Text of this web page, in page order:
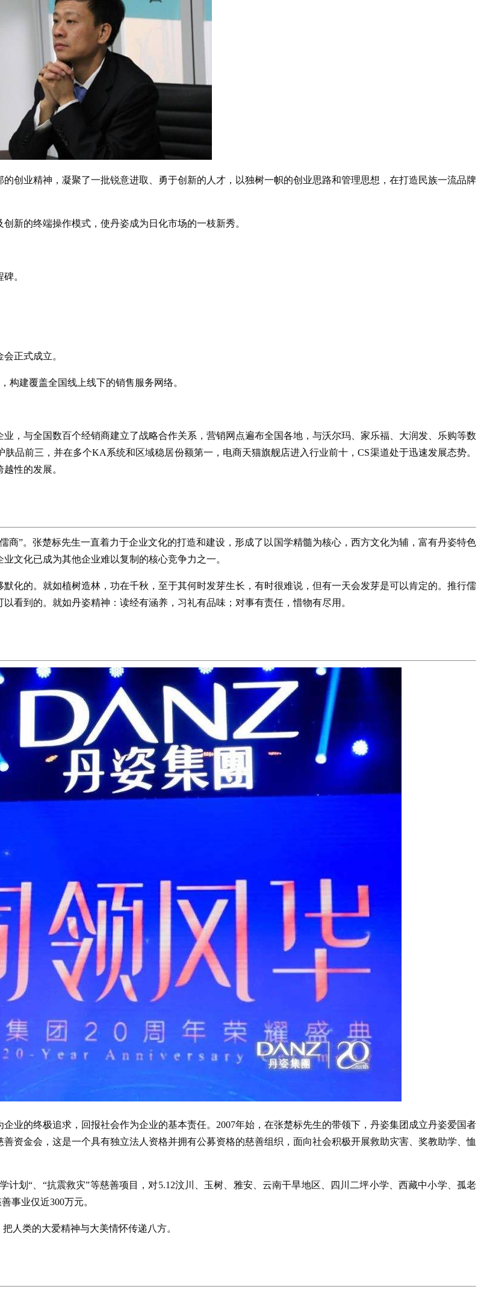
创业精神，凝聚了一批锐意进取、勇于创新的人才，以独树一帜的创业思路和管理思想，在打造民族一流品牌
新的终端操作模式，使丹姿成为日化市场的一枝新秀。
。
正式成立。
构建覆盖全国线上线下的销售服务网络。
，与全国数百个经销商建立了战略合作关系，营销网点遍布全国各地，与沃尔玛、家乐福、大润发、乐购等数
品前三，并在多个KA系统和区域稳居份额第一，电商天猫旗舰店进入行业前十，CS渠道处于迅速发展态势。
性的发展。
商”。张楚标先生一直着力于企业文化的打造和建设，形成了以国学精髓为核心，西方文化为辅，富有丹姿特色
文化已成为其他企业难以复制的核心竞争力之一。
化的。就如植树造林，功在千秋，至于其何时发芽生长，有时很难说，但有一天会发芽是可以肯定的。推行儒
看到的。就如丹姿精神：读经有涵养，习礼有品味；对事有责任，惜物有尽用。
业的终极追求，回报社会作为企业的基本责任。2007年始，在张楚标先生的带领下，丹姿集团成立丹姿爱国者
资金会，这是一个具有独立法人资格并拥有公募资格的慈善组织，面向社会积极开展救助灾害、奖教助学、恤
计划“、“抗震救灾”等慈善项目，对5.12汶川、玉树、雅安、云南干旱地区、四川二坪小学、西藏中小学、孤老
事业仅近300万元。
人类的大爱精神与大美情怀传递八方。